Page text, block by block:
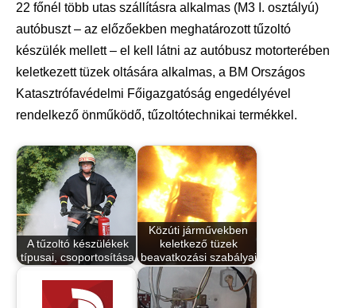
22 főnél több utas szállításra alkalmas (M3 I. osztályú)
autóbuszt – az előzőekben meghatározott tűzoltó
készülék mellett – el kell látni az autóbusz motorterében
keletkezett tüzek oltására alkalmas, a BM Országos
Katasztrófavédelmi Főigazgatóság engedélyével
rendelkező önműködő, tűzoltótechnikai termékkel.
A tűzoltó készülékek
típusai, csoportosítása
Közúti járművekben
keletkező tüzek
beavatkozási szabályai